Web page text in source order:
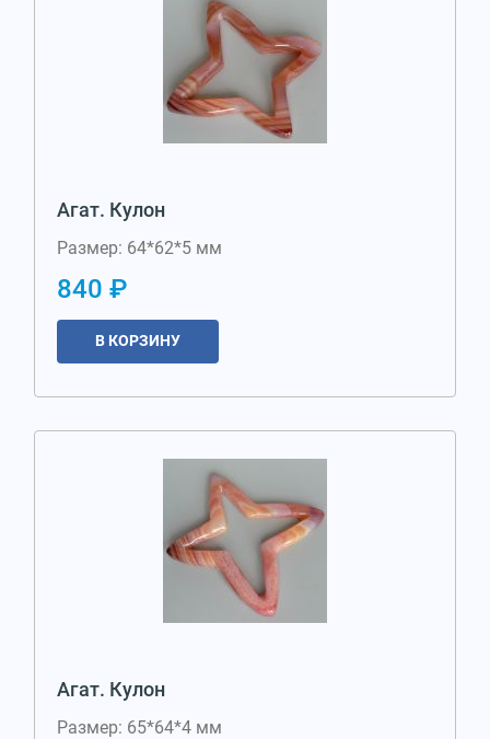
Агат. Кулон
Размер: 64*62*5 мм
840 ₽
В КОРЗИНУ
Агат. Кулон
Размер: 65*64*4 мм